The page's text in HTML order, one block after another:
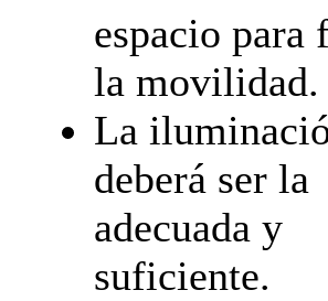
espacio para
la movilidad.
La
deberá ser la
adecuada y
suficiente.